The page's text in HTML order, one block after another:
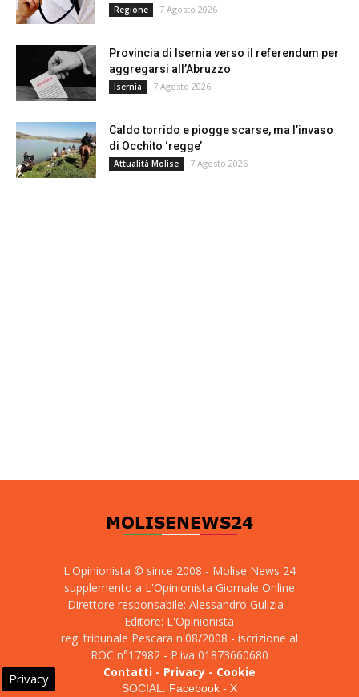
Regione 7 Agosto 2026
Provincia di Isernia verso il referendum per
aggregarsi all’Abruzzo
Isernia 7 Agosto 2026
Caldo torrido e piogge scarse, ma l’invaso
di Occhito ‘regge’
Attualità Molise 7 Agosto 2026
L'Opinionista © since 2008 - Molise News 24
supplemento a L'Opinionista Giornale Online
Direttore responsabile: Alessandro Gulizia -
Editore: L'Opinionista
reg. tribunale Pescara n.08/2008 - iscrizione al
ROC n°17982 - P.iva 01873660680
Contatti- Privacy- Cookie
SOCIAL: Facebook- X
Privacy